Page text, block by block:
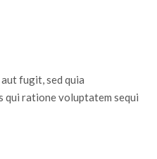
fugit, sed quia
qui ratione voluptatem sequi